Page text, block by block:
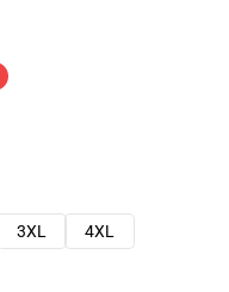
3XL
4XL